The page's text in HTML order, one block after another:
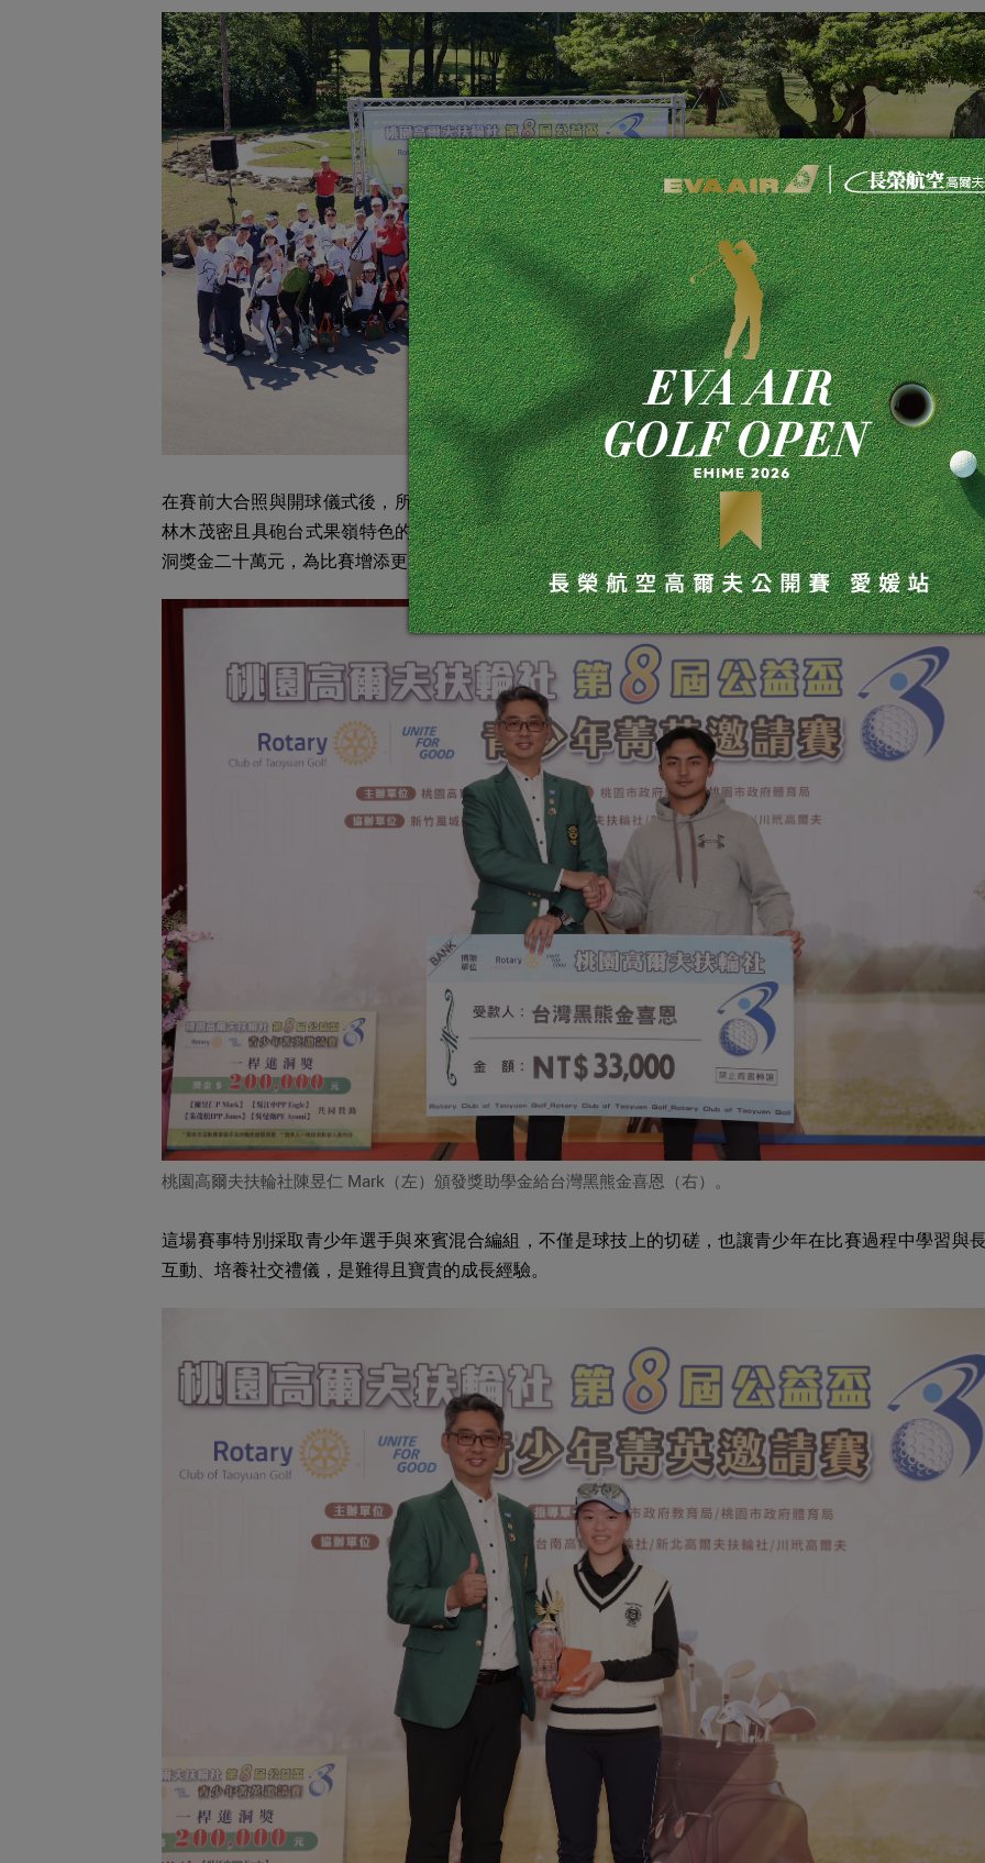
在賽前大合照與開球儀式後，所有參賽選手分別自東、西、南區各洞採 shotgun 方式開球，挑戰球道狹
林木茂密且具砲台式果嶺特色的桃園球場。除了比拚桿數與名次，選手們也鎖定六個三桿洞所設置的一
洞獎金二十萬元，為比賽增添更多張力與看點。
桃園高爾夫扶輪社陳昱仁 Mark（左）頒發獎助學金給台灣黑熊金喜恩（右）。
這場賽事特別採取青少年選手與來賓混合編組，不僅是球技上的切磋，也讓青少年在比賽過程中學習與
互動、培養社交禮儀，是難得且寶貴的成長經驗。